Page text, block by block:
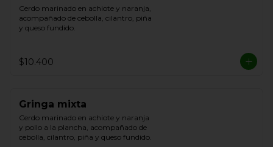
Cerdo marinado en achiote y naranja,
acompañado de cebolla, cilantro, piña
y queso fundido.
$10.400
Gringa mixta
Cerdo marinado en achiote y naranja
y pollo a la plancha, acompañado de
cebolla, cilantro, piña y queso fundido.